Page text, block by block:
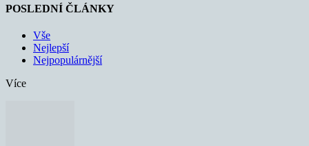
POSLEDNÍ ČLÁNKY
Vše
Nejlepší
Nejpopulárnější
Více